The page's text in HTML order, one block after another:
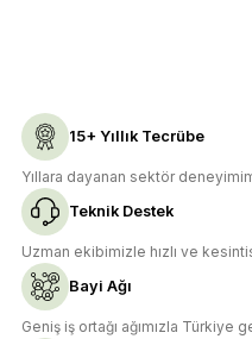
15+ Yıllık Tecrübe
Yıllara dayanan sektör
Teknik Destek
Uzman ekibimizle hızlı ve
Bayi Ağı
Geniş iş ortağı ağımızla